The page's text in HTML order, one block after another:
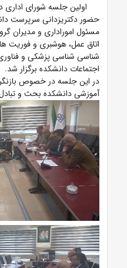
حضور دکتریزدانی سرپرست
مسئول اموراداری و مدیران
اتاق عمل، هوشبری و فوریت
شناسی شناسی پزشکی و
اجتماعات دانشکده برگزار شد.
در این جلسه در خصوص
آموزشی دانشکده بحث و